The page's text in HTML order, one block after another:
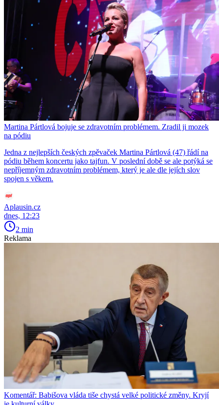
Martina Pártlová bojuje se zdravotním problémem. Zradil ji mozek
na pódiu
Jedna z nejlepších českých zpěvaček Martina Pártlová (47) řádí na
pódiu během koncertu jako tajfun. V poslední době se ale potýká se
nepříjemným zdravotním problémem, který je ale dle jejích slov
spojen s věkem.
Aplausin.cz
dnes, 12:23
2 min
Reklama
Komentář: Babišova vláda tiše chystá velké politické změny. Kryjí